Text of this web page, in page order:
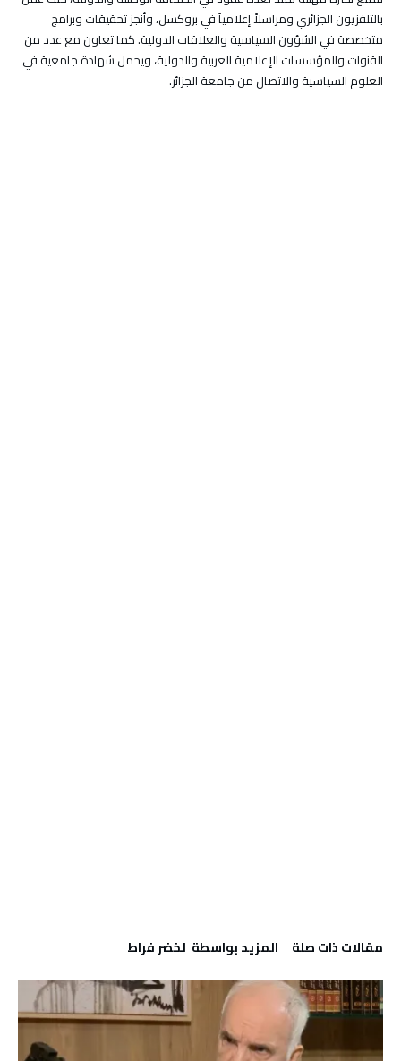
بالتلفزيون الجزائري ومراسلاً إعلامياً في بروكسل، وأنجز تحقيقات وبرامج
متخصصة في الشؤون السياسية والعلاقات الدولية. كما تعاون مع عدد من
القنوات والمؤسسات الإعلامية العربية والدولية، ويحمل شهادة جامعية في
العلوم السياسية والاتصال من جامعة الجزائر.
‫مقالات ذات صلة‬ ‫‫المزيد بواسطة‬ ‬ لخضر فراط